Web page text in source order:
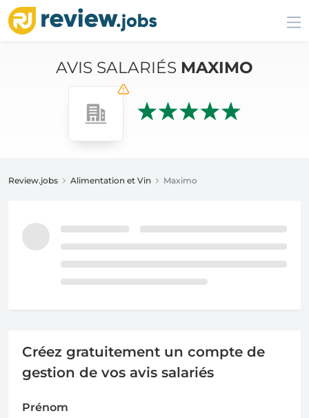
AVIS SALARIÉS MAXIMO
Review.jobs Alimentation et Vin Maximo
Créez gratuitement un compte de
gestion de vos avis salariés
Prénom